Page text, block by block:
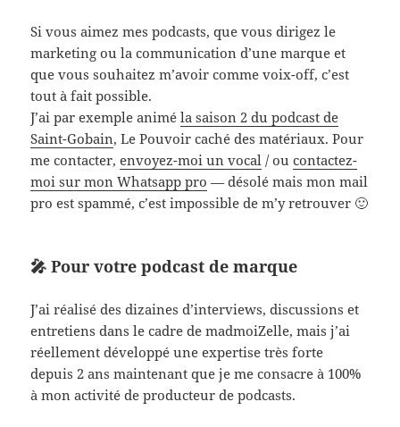
Si vous aimez mes podcasts, que vous dirigez le
marketing ou la communication d’une marque et
que vous souhaitez m’avoir comme voix-off, c’est
tout à fait possible.
J’ai par exemple animéla saison 2 du podcast de
Saint-Gobain, Le Pouvoir caché des matériaux. Pour
me contacter,envoyez-moi un vocal / oucontactez-
moi sur mon Whatsapp pro — désolé mais mon mail
pro est spammé, c’est impossible de m’y retrouver 🙂
🎤 Pour votre podcast de marque
J’ai réalisé des dizaines d’interviews, discussions et
entretiens dans le cadre de madmoiZelle, mais j’ai
réellement développé une expertise très forte
depuis 2 ans maintenant que je me consacre à 100%
à mon activité de producteur de podcasts.